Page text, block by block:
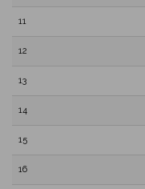
11
12
13
14
15
16